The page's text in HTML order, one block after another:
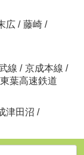
広 / 藤崎 /
線 / 京成本線 /
東葉高速鉄道
津田沼 /